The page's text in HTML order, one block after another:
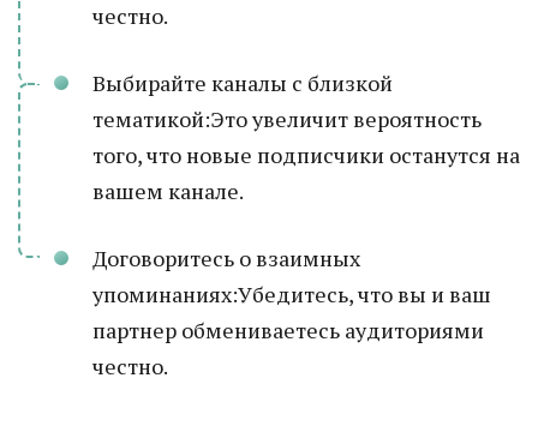
честно.
Выбирайте каналы с близкой
тематикой:Это увеличит вероятность
того, что новые подписчики останутся на
вашем канале.
Договоритесь о взаимных
упоминаниях:Убедитесь, что вы и ваш
партнер обмениваетесь аудиториями
честно.